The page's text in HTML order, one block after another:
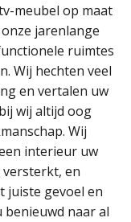
meubel op maat
jarenlange
ruimtes
Wij hechten veel
en vertalen uw
wij altijd oog
Wij
interieur uw
en
juiste gevoel en
naar al